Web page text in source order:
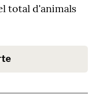
total d'animals